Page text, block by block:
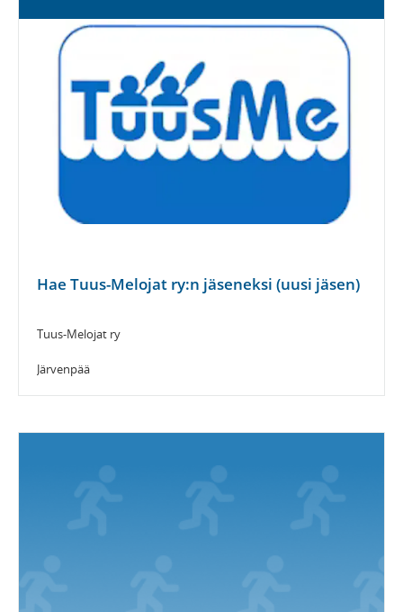
Hae Tuus-Melojat ry:n jäseneksi (uusi jäsen)
Tuus-Melojat ry
Järvenpää